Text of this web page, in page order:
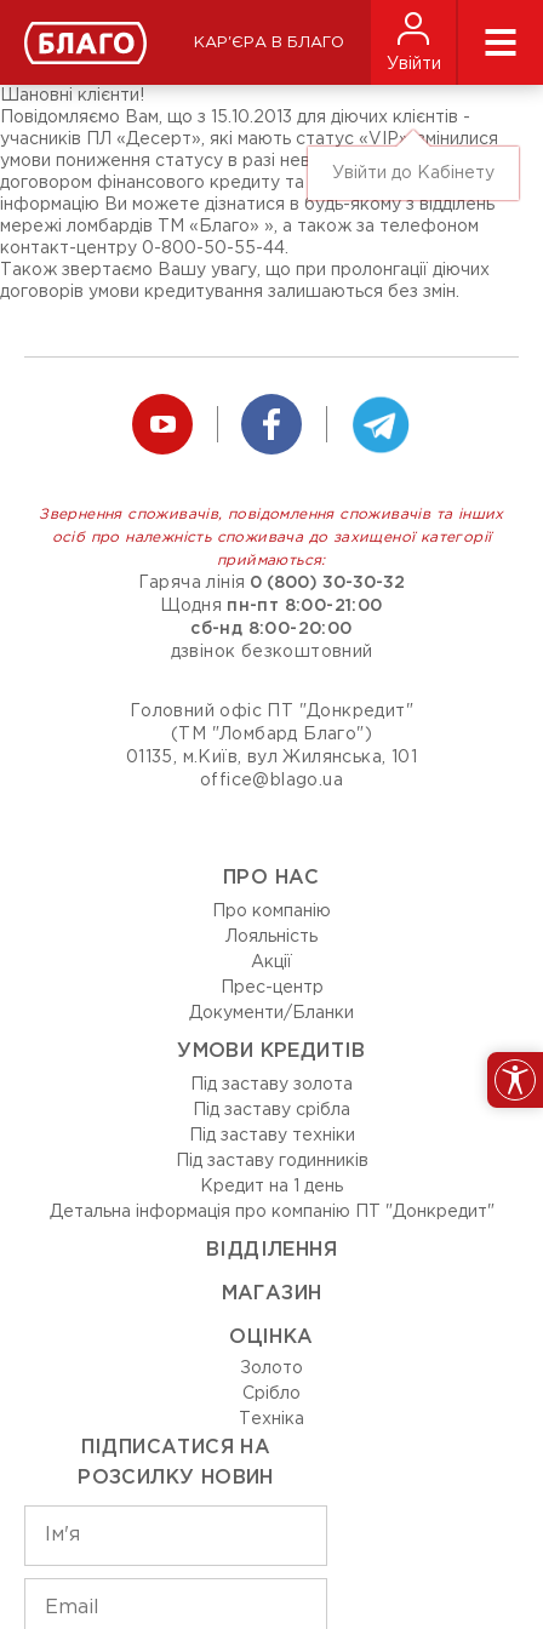
КАР'ЄРА В БЛАГО
Увійти
Увійти до Кабінету
ЗМІ про нас
Підписники соц-мереж
Ярмарки
Шановні клієнти!
Повідомляємо Вам, що з 15.10.2013 для діючих клієнтів -
учасників ПЛ «Десерт», які мають статус «VIP», змінилися
умови пониження статусу в разі невиконання зобов'язань за
договором фінансового кредиту та застави. Більш детальну
інформацію Ви можете дізнатися в будь-якому з відділень
мережі ломбардів ТМ «Благо» », а також за телефоном
контакт-центру 0-800-50-55-44.
Також звертаємо Вашу увагу, що при пролонгації діючих
договорів умови кредитування залишаються без змін.
Звернення споживачів, повідомлення споживачів та інших
осіб про належність споживача до захищеної категорії
приймаються:
Гаряча лінія 0 (800) 30-30-32
Щодня пн-пт 8:00-21:00
сб-нд 8:00-20:00
дзвінок безкоштовний
Головний офіс ПТ "Донкредит"
(ТМ "Ломбард Благо")
01135, м.Київ, вул Жилянська, 101
office@blago.ua
ПРО НАС
Про компанію
Лояльність
Акції
Прес-центр
Документи/Бланки
УМОВИ КРЕДИТІВ
Під заставу золота
Під заставу срібла
Під заставу техніки
Під заставу годинників
Кредит на 1 день
Детальна інформація про компанію ПТ "Донкредит"
ВIДДIЛЕННЯ
МАГАЗИН
ОЦIНКА
Золото
Срiбло
Технiка
ПІДПИСАТИСЯ НА
РОЗСИЛКУ НОВИН